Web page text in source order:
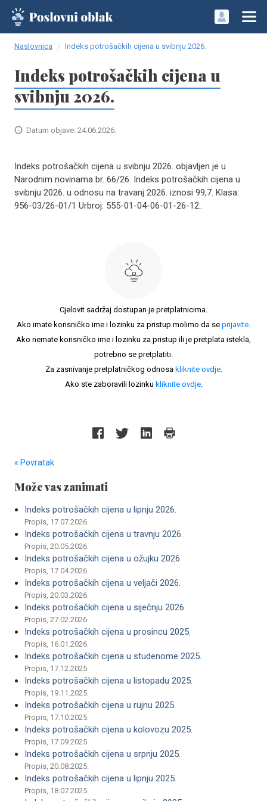
Naslovnica Indeks potrošačkih cijena u svibnju 2026.
Indeks potrošačkih cijena u
svibnju 2026.
Datum objave: 24.06.2026.
Indeks potrošačkih cijena u svibnju 2026. objavljen je u
Narodnim novinama br. 66/26. Indeks potrošačkih cijena u
svibnju 2026. u odnosu na travanj 2026. iznosi 99,7. Klasa:
956-03/26-01/1 Urbroj: 555-01-04-06-01-26-12..
Cjelovit sadržaj dostupan je pretplatnicima.
Ako imate korisničko ime i lozinku za pristup molimo da se prijavite.
Ako nemate korisničko ime i lozinku za pristup ili je pretplata istekla,
potrebno se pretplatiti.
Za zasnivanje pretplatničkog odnosa kliknite ovdje.
Ako ste zaboravili lozinku kliknite ovdje.
« Povratak
Može vas zanimati
Indeks potrošačkih cijena u lipnju 2026.
Propis, 17.07.2026.
Indeks potrošačkih cijena u travnju 2026.
Propis, 20.05.2026.
Indeks potrošačkih cijena u ožujku 2026.
Propis, 17.04.2026.
Indeks potrošačkih cijena u veljači 2026.
Propis, 20.03.2026.
Indeks potrošačkih cijena u siječnju 2026.
Propis, 27.02.2026.
Indeks potrošačkih cijena u prosincu 2025.
Propis, 16.01.2026.
Indeks potrošačkih cijena u studenome 2025.
Propis, 17.12.2025.
Indeks potrošačkih cijena u listopadu 2025.
Propis, 19.11.2025.
Indeks potrošačkih cijena u rujnu 2025.
Propis, 17.10.2025.
Indeks potrošačkih cijena u kolovozu 2025.
Propis, 17.09.2025.
Indeks potrošačkih cijena u srpnju 2025.
Propis, 20.08.2025.
Indeks potrošačkih cijena u lipnju 2025.
Propis, 18.07.2025.